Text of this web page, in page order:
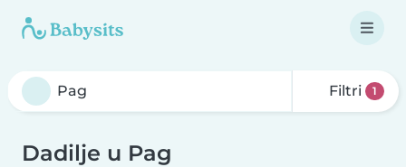
Filtri 1
Dadilje u Pag